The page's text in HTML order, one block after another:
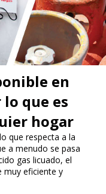
en
que es
hogar
que respecta a la
a menudo se pasa
gas licuado, el
muy eficiente y